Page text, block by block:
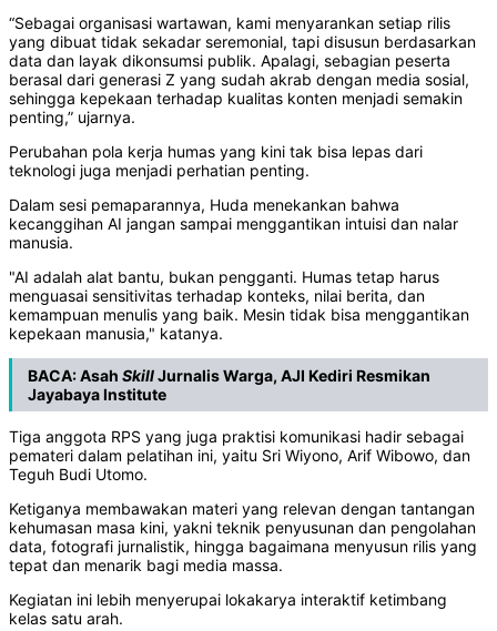
“Sebagai organisasi wartawan, kami menyarankan setiap rilis
yang dibuat tidak sekadar seremonial, tapi disusun berdasarkan
data dan layak dikonsumsi publik. Apalagi, sebagian peserta
berasal dari generasi Z yang sudah akrab dengan media sosial,
sehingga kepekaan terhadap kualitas konten menjadi semakin
penting,” ujarnya.
Perubahan pola kerja humas yang kini tak bisa lepas dari
teknologi juga menjadi perhatian penting.
Dalam sesi pemaparannya, Huda menekankan bahwa
kecanggihan AI jangan sampai menggantikan intuisi dan nalar
manusia.
"AI adalah alat bantu, bukan pengganti. Humas tetap harus
menguasai sensitivitas terhadap konteks, nilai berita, dan
kemampuan menulis yang baik. Mesin tidak bisa menggantikan
kepekaan manusia," katanya.
BACA:Asah SkillJurnalis Warga, AJI Kediri Resmikan
Jayabaya Institute
Tiga anggota RPS yang juga praktisi komunikasi hadir sebagai
pemateri dalam pelatihan ini, yaitu Sri Wiyono, Arif Wibowo, dan
Teguh Budi Utomo.
Ketiganya membawakan materi yang relevan dengan tantangan
kehumasan masa kini, yakni teknik penyusunan dan pengolahan
data, fotografi jurnalistik, hingga bagaimana menyusun rilis yang
tepat dan menarik bagi media massa.
Kegiatan ini lebih menyerupai lokakarya interaktif ketimbang
kelas satu arah.